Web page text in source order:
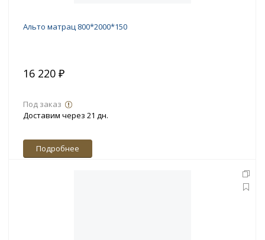
Альто матрац 800*2000*150
16 220 ₽
Под заказ
Доставим через 21 дн.
Подробнее